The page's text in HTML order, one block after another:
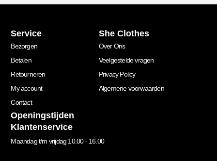
Service
Bezorgen
Betalen
Retourneren
My account
Contact
She Clothes
Over Ons
Veelgestelde vragen
Privacy Policy
Algemene voorwaarden
Openingstijden
Klantenservice
Maandag t/m vrijdag 10.00 - 16.00